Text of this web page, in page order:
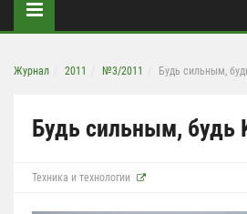
Журнал 2011 №3/2011 Будь сильным,
Будь сильным, будь
Техника и технологии